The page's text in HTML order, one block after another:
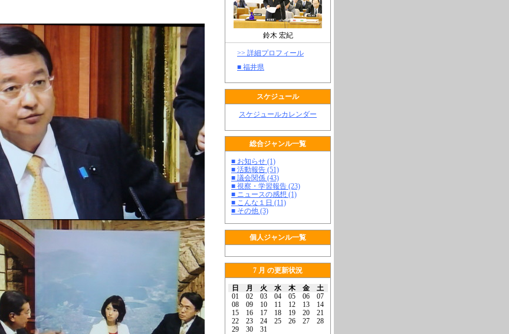
鈴木 宏紀
>> 詳細プロフィール
■ 福井県
スケジュール
スケジュールカレンダー
総合ジャンル一覧
■ お知らせ (1)
■ 活動報告 (51)
■ 議会関係 (43)
■ 視察・学習報告 (23)
■ ニュースの感想 (1)
■ こんな１日 (11)
■ その他 (3)
個人ジャンル一覧
7 月 の更新状況
日 月 火 水 木 金
土
01
02 03 04 05 06
07
08
09 10 11 12 13
14
15
16 17 18 19 20
21
22
23 24 25 26 27
28
29
30
31